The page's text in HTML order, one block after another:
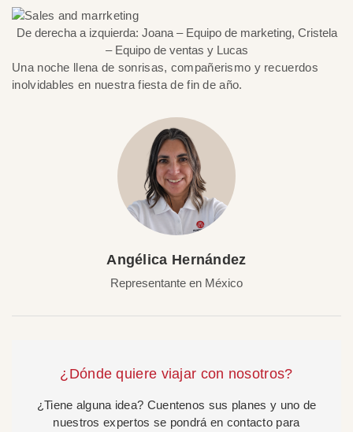
De derecha a izquierda: Joana – Equipo de marketing, Cristela
– Equipo de ventas y Lucas
Una noche llena de sonrisas, compañerismo y recuerdos
inolvidables en nuestra fiesta de fin de año.
Angélica Hernández
Representante en México
¿Dónde quiere viajar con nosotros?
¿Tiene alguna idea? Cuentenos sus planes y uno de
nuestros expertos se pondrá en contacto para